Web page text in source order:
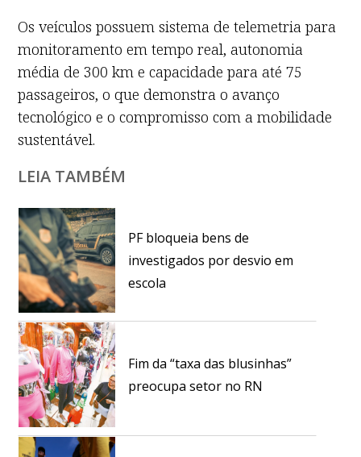
Os veículos possuem sistema de telemetria para
monitoramento em tempo real, autonomia
média de 300 km e capacidade para até 75
passageiros, o que demonstra o avanço
tecnológico e o compromisso com a mobilidade
sustentável.
LEIA TAMBÉM
PF bloqueia bens de
investigados por desvio em
escola
Fim da “taxa das blusinhas”
preocupa setor no RN